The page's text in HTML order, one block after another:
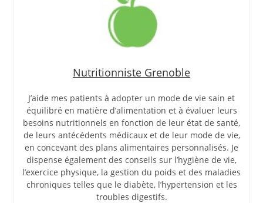
Nutritionniste Grenoble
J’aide mes patients à adopter un mode de vie sain et
équilibré en matière d’alimentation et à évaluer leurs
besoins nutritionnels en fonction de leur état de santé,
de leurs antécédents médicaux et de leur mode de vie,
en concevant des plans alimentaires personnalisés. Je
dispense également des conseils sur l’hygiène de vie,
l’exercice physique, la gestion du poids et des maladies
chroniques telles que le diabète, l’hypertension et les
troubles digestifs.